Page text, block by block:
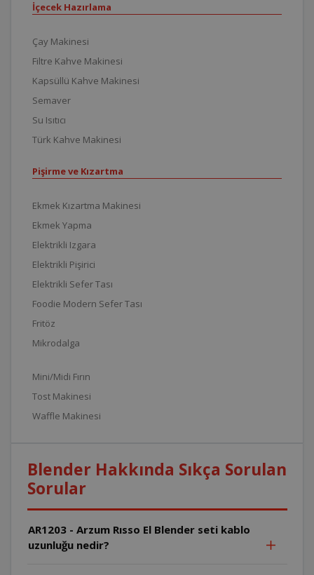
İçecek Hazırlama
Çay Makinesi
Filtre Kahve Makinesi
Kapsüllü Kahve Makinesi
Semaver
Su Isıtıcı
Türk Kahve Makinesi
Pişirme ve Kızartma
Ekmek Kızartma Makinesi
Ekmek Yapma
Elektrikli Izgara
Elektrikli Pişirici
Elektrikli Sefer Tası
Foodie Modern Sefer Tası
Fritöz
Mikrodalga
Mini/Midi Fırın
Tost Makinesi
Waffle Makinesi
Blender Hakkında Sıkça Sorulan
Sorular
AR1203 - Arzum Rısso El Blender seti kablo
uzunluğu nedir?